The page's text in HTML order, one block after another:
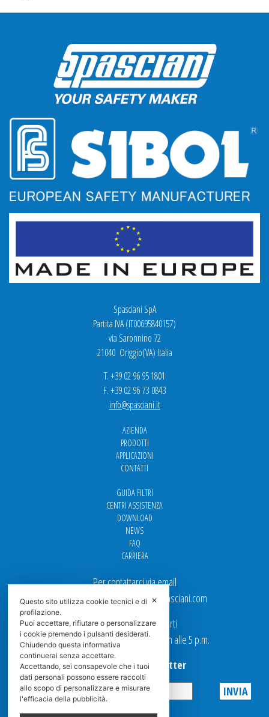
Spasciani SpA
Partita IVA (IT00695840157)
via Saronnino 72
21040 Origgio(VA) Italia
T. +39 02 96 95 1801
F. +39 02 96 73 0843
info@spasciani.it
AZIENDA
PRODOTTI
APPLICAZIONI
CONTATTI
GUIDA FILTRI
CENTRI ASSISTENZA
DOWNLOAD
NEWS
FAQ
CARRIERA
Per contattarci via email
Ufficio Vendite: italy.sales@spasciani.com
I nostri uffici sono aperti
dal Lunedi al Venerdi dalle 9 a.m alle 5 p.m.
Iscriviti alla Newsletter
Privacy
✕
Questo sito utilizza cookie tecnici e di
profilazione.
Puoi accettare, rifiutare o personalizzare
i cookie premendo i pulsanti desiderati.
Chiudendo questa informativa
continuerai senza accettare.
Accettando, sei consapevole che i tuoi
dati personali possono essere raccolti
allo scopo di personalizzare e misurare
l'efficacia della pubblicità.